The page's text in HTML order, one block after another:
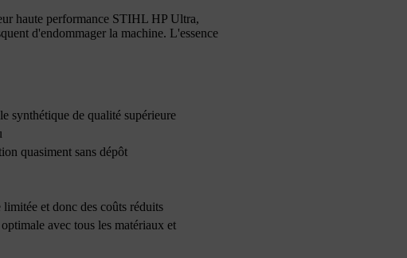
haute performance STIHL HP Ultra,
d'endommager la machine. L'essence
synthétique de qualité supérieure
quasiment sans dépôt
et donc des coûts réduits
avec tous les matériaux et